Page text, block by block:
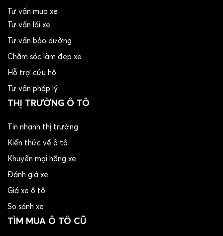
Tư vấn mua xe
Tư vấn lái xe
Tư vấn bảo dưỡng
Chăm sóc làm đẹp xe
Hỗ trợ cứu hộ
Tư vấn pháp lý
THỊ TRƯỜNG Ô TÔ
Tin nhanh thị trường
Kiến thức về ô tô
Khuyến mại hãng xe
Đánh giá xe
Giá xe ô tô
So sánh xe
TÌM MUA Ô TÔ CŨ